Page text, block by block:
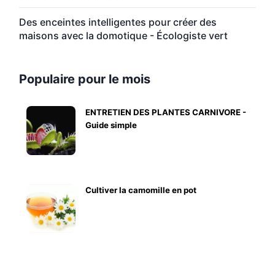
Des enceintes intelligentes pour créer des
maisons avec la domotique - Écologiste vert
Populaire pour le mois
ENTRETIEN DES PLANTES CARNIVORE -
Guide simple
Cultiver la camomille en pot